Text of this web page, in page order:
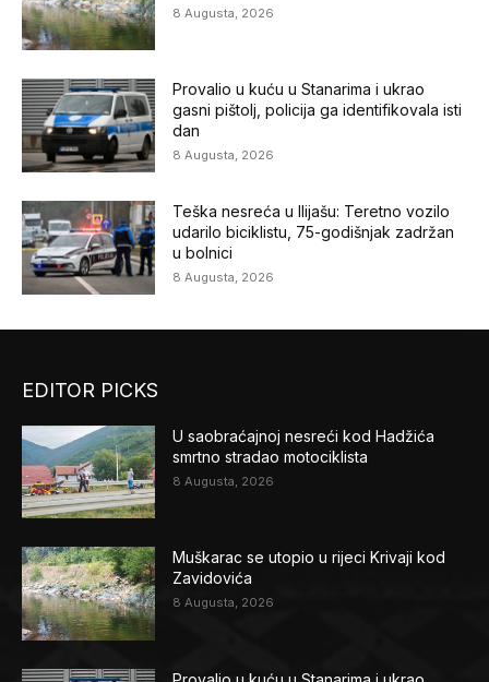
8 Augusta, 2026
Provalio u kuću u Stanarima i ukrao
gasni pištolj, policija ga identifikovala isti
dan
8 Augusta, 2026
Teška nesreća u Ilijašu: Teretno vozilo
udarilo biciklistu, 75-godišnjak zadržan
u bolnici
8 Augusta, 2026
EDITOR PICKS
U saobraćajnoj nesreći kod Hadžića
smrtno stradao motociklista
8 Augusta, 2026
Muškarac se utopio u rijeci Krivaji kod
Zavidovića
8 Augusta, 2026